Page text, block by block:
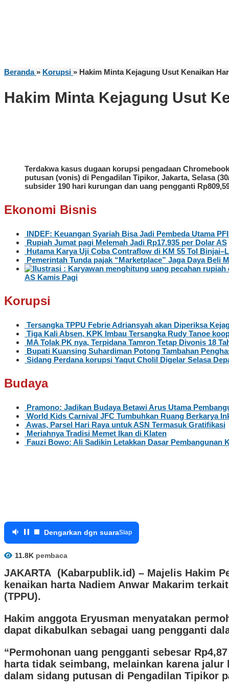
Beranda » Korupsi » Hakim Minta Kejagung Usut Kenaikan
Hakim Minta Kejagung Usut
Terdakwa kasus dugaan korupsi pengadaan
putusan (vonis) di Pengadilan Tipikor, Jakarta, Selasa
subsider 190 hari kurungan dan uang pengganti
Ekonomi Bisnis
INDEF: Keuangan Syariah Bisa Jadi Pembeda Utama
Rupiah Jumat pagi Melemah Jadi Rp17.935 per Dolar AS
Hutama Karya Uji Coba Contraflow di KM 55 Tol
Pemerintah Tunda pajak “Marketplace” Jaga Daya Beli
AS Kamis Pagi
Korupsi
Tersangka TPPU Febrie Adriansyah akan Diperiksa
Tiga Kali Absen, KPK Imbau Tersangka Rudy Tanoe
MA Tolak PK nya, Terpidana Tamron Tetap Divonis 18
Bupati Kuansing Suhardiman Potong Tambahan
Sidang Perdana korupsi Yaqut Cholil Digelar Selasa
Budaya
Pramono: Jadikan Budaya Betawi Arus Utama
World Kids Carnival JFC Tumbuhkan Ruang Berkarya
Awas, Parsel Hari Raya untuk ASN Termasuk Gratifikasi
Meriahnya Tradisi Memet Ikan di Klaten
Fauzi Bowo: Ali Sadikin Letakkan Dasar Pembangunan
Dengarkan dgn suaraSiap
11.8K pembaca
JAKARTA (Kabarpublik.id) – Majelis Hakim
kenaikan harta Nadiem Anwar Makarim
(TPPU).
Hakim anggota Eryusman menyatakan
dapat dikabulkan sebagai uang pengganti
“Permohonan uang pengganti sebesar
harta tidak seimbang, melainkan karena
dalam sidang putusan di Pengadilan Tipikor